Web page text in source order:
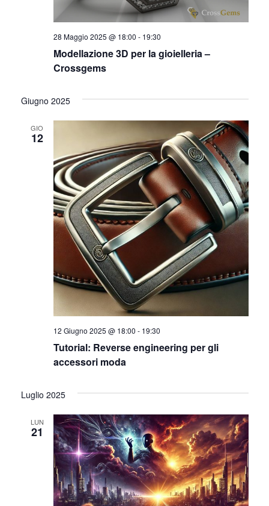
Modellazione 3D per la gioielleria –
Crossgems
28 Maggio 2025 @ 18:00 - 19:30
Giugno 2025
GIO
12
Tutorial: Reverse engineering per gli
accessori moda
12 Giugno 2025 @ 18:00 - 19:30
Luglio 2025
LUN
21